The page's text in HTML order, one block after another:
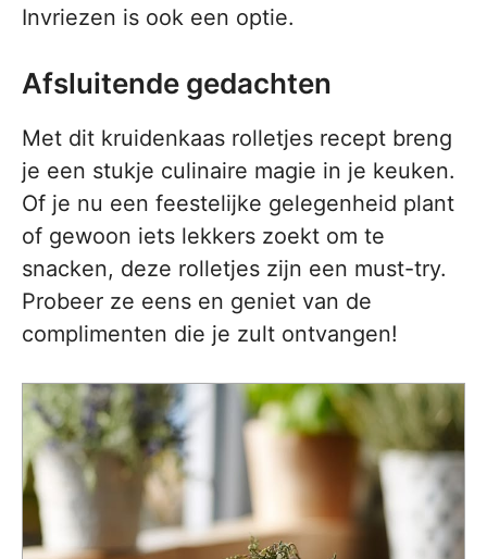
Invriezen is ook een optie.
Afsluitende gedachten
Met dit kruidenkaas rolletjes recept breng
je een stukje culinaire magie in je keuken.
Of je nu een feestelijke gelegenheid plant
of gewoon iets lekkers zoekt om te
snacken, deze rolletjes zijn een must-try.
Probeer ze eens en geniet van de
complimenten die je zult ontvangen!